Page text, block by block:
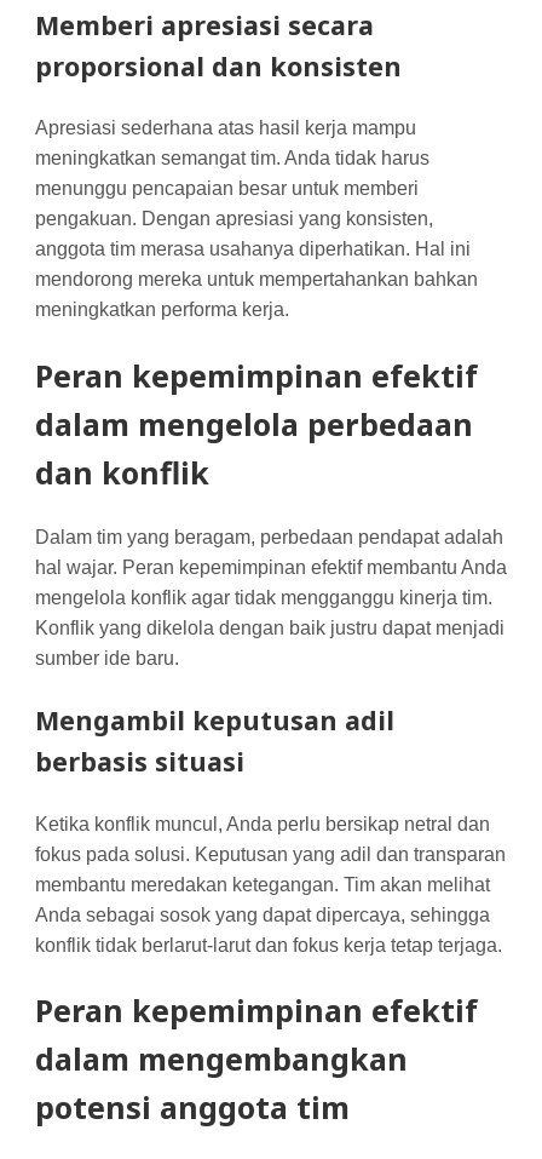
Memberi apresiasi secara
proporsional dan konsisten
Apresiasi sederhana atas hasil kerja mampu
meningkatkan semangat tim. Anda tidak harus
menunggu pencapaian besar untuk memberi
pengakuan. Dengan apresiasi yang konsisten,
anggota tim merasa usahanya diperhatikan. Hal ini
mendorong mereka untuk mempertahankan bahkan
meningkatkan performa kerja.
Peran kepemimpinan efektif
dalam mengelola perbedaan
dan konflik
Dalam tim yang beragam, perbedaan pendapat adalah
hal wajar. Peran kepemimpinan efektif membantu Anda
mengelola konflik agar tidak mengganggu kinerja tim.
Konflik yang dikelola dengan baik justru dapat menjadi
sumber ide baru.
Mengambil keputusan adil
berbasis situasi
Ketika konflik muncul, Anda perlu bersikap netral dan
fokus pada solusi. Keputusan yang adil dan transparan
membantu meredakan ketegangan. Tim akan melihat
Anda sebagai sosok yang dapat dipercaya, sehingga
konflik tidak berlarut-larut dan fokus kerja tetap terjaga.
Peran kepemimpinan efektif
dalam mengembangkan
potensi anggota tim